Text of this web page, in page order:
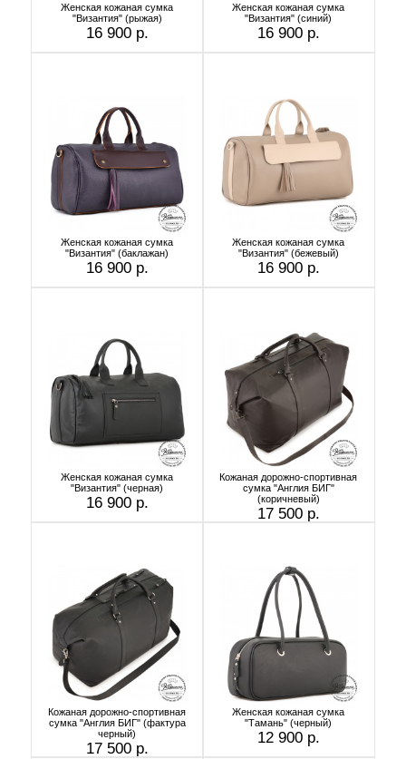
Женская кожаная сумка
"Византия" (рыжая)
16 900 р.
Женская кожаная сумка
"Византия" (синий)
16 900 р.
Женская кожаная сумка
"Византия" (баклажан)
16 900 р.
Женская кожаная сумка
"Византия" (бежевый)
16 900 р.
Женская кожаная сумка
"Византия" (черная)
16 900 р.
Кожаная дорожно-спортивная
сумка "Англия БИГ"
(коричневый)
17 500 р.
Кожаная дорожно-спортивная
сумка "Англия БИГ" (фактура
черный)
17 500 р.
Женская кожаная сумка
"Тамань" (черный)
12 900 р.